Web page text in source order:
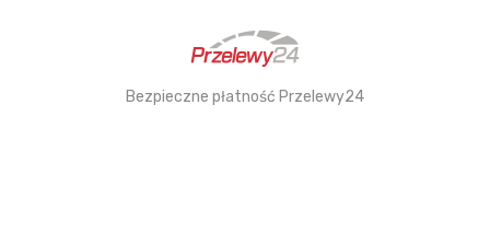
Bezpieczne płatność Przelewy24